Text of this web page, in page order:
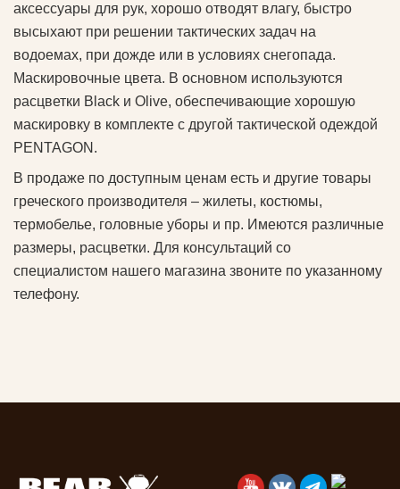
аксессуары для рук, хорошо отводят влагу, быстро
высыхают при решении тактических задач на
водоемах, при дожде или в условиях снегопада.
Маскировочные цвета. В основном используются
расцветки Black и Olive, обеспечивающие хорошую
маскировку в комплекте с другой тактической одеждой
PENTAGON.
В продаже по доступным ценам есть и другие товары
греческого производителя – жилеты, костюмы,
термобелье, головные уборы и пр. Имеются различные
размеры, расцветки. Для консультаций со
специалистом нашего магазина звоните по указанному
телефону.